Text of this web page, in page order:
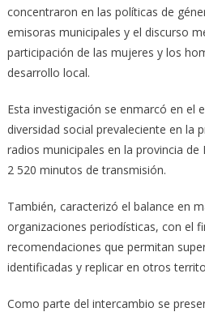
concentraron en las políticas de
emisoras municipales y el discurso
participación de las mujeres y los
desarrollo local.
Esta investigación se enmarcó en el
diversidad social prevaleciente en la
radios municipales en la provincia de
2 520 minutos de transmisión.
También, caracterizó el balance en
organizaciones periodísticas, con el
recomendaciones que permitan
identificadas y replicar en otros
Como parte del intercambio se